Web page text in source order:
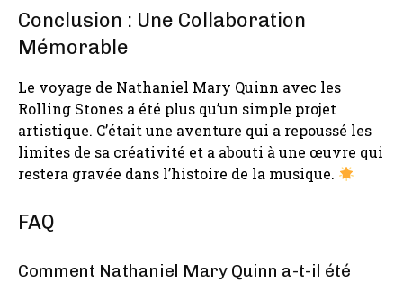
Conclusion : Une Collaboration
Mémorable
Le voyage de Nathaniel Mary Quinn avec les
Rolling Stones a été plus qu’un simple projet
artistique. C’était une aventure qui a repoussé les
limites de sa créativité et a abouti à une œuvre qui
restera gravée dans l’histoire de la musique.
FAQ
Comment Nathaniel Mary Quinn a-t-il été